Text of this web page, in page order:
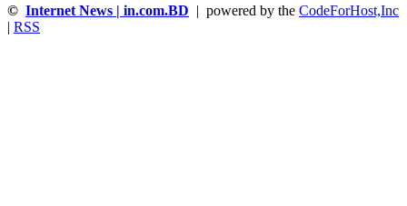
© Internet News | in.com.BD | powered by the CodeForHost,Inc
RSS